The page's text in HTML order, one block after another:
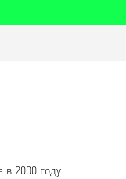
2000 году.